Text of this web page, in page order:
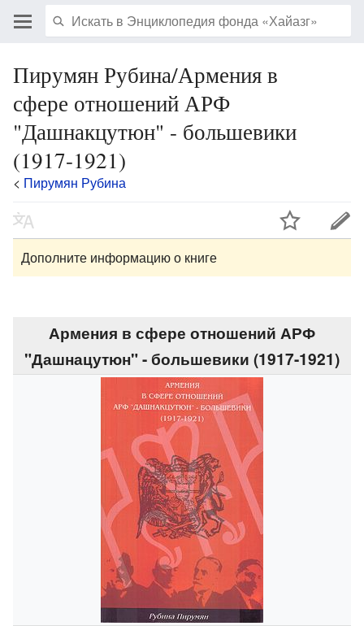
Пирумян Рубина/Армения в
сфере отношений АРФ
"Дашнакцутюн" - большевики
(1917-1921)
< Пирумян Рубина
Дополните информацию о книге
Армения в сфере отношений АРФ
"Дашнацутюн" - большевики (1917-1921)